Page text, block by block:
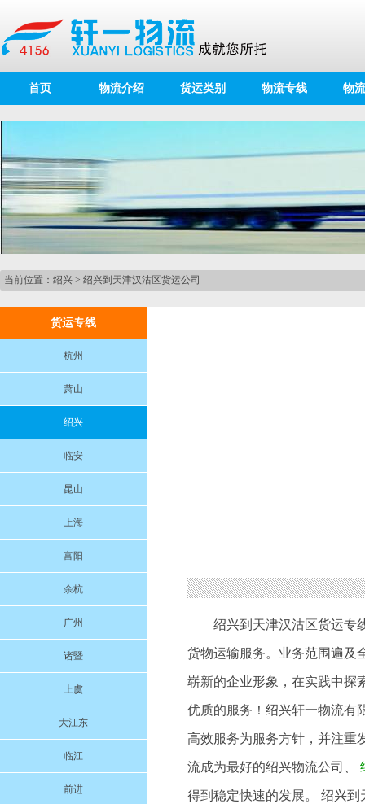
首页 物流介绍 货运类别 物流专线 物
当前位置： 绍兴 > 绍兴到天津汉沽区货运公司
货运专线
杭州
萧山
绍兴
临安
昆山
上海
富阳
余杭
广州
诸暨
上虞
大江东
临江
前进
绍兴到天津汉沽区货运专
货物运输服务。业务范围遍及
崭新的企业形象，在实践中探
优质的服务！绍兴轩一物流有
高效服务为服务方针，并注重
流成为最好的绍兴物流公司、
得到稳定快速的发展。 绍兴